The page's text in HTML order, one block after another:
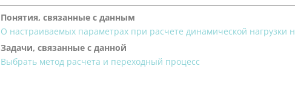
Понятия, связанные с данным
О настраиваемых параметрах при расчете динамической нагрузки
Задачи, связанные с данной
Выбрать метод расчета и переходный процесс